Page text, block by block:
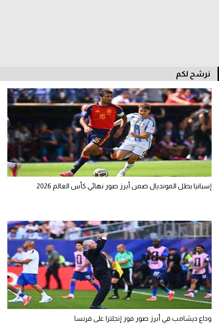
نرشح لكم
إسبانيا بطل المونديال ضمن أبرز صور نهائي كأس العالم 2026
وداع ديشامب في أبرز صور فوز إنجلترا على فرنسا